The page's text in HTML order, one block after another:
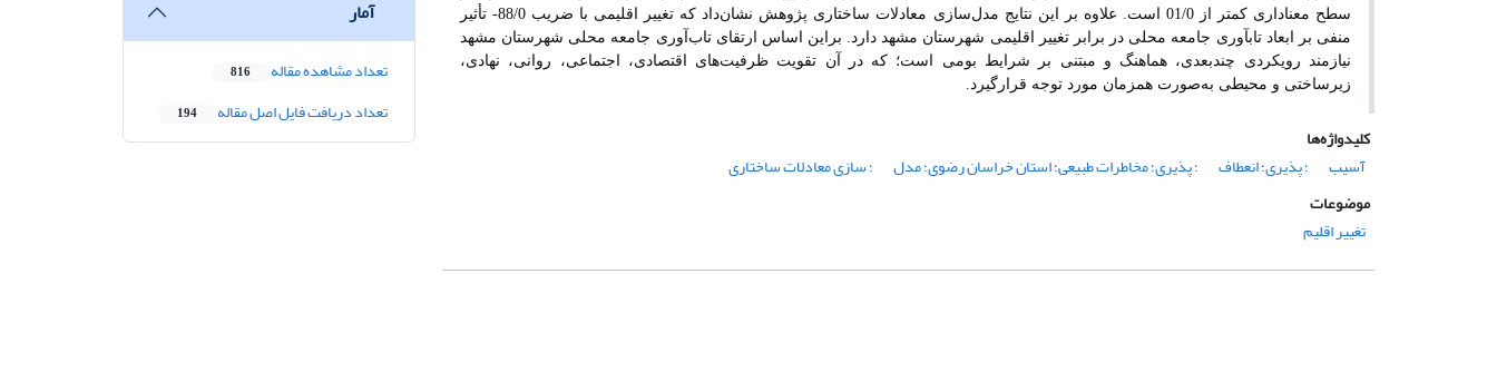
سطح معناداری کمتر از 01/0 است
. علاوه بر این نتایج مدل‌سازی معادلات ساختاری پژوهش نشان‌داد که تغییر اقلیمی با ضریب 88/0-
تأثیر
منفی بر ابعاد تاب­آوری جامعه محلی در برابر تغییر اقلیمی شهرستان مشهد دارد. براین اساس ارتقای تاب‌آوری جامعه محلی شهرستان مشهد
نیازمند رویکردی چندبعدی، هماهنگ و مبتنی بر شرایط بومی است؛ که در آن تقویت ظرفیت‌های اقتصادی، اجتماعی، روانی، نهادی،
زیرساختی و محیطی به‌صورت همزمان مورد توجه قرارگیرد.
کلیدواژه‌ها
آسیب­
؛ پذیری؛ انعطاف­ ؛ پذیری؛ مخاطرات طبیعی؛ استان خراسان رضوی؛ مدل­
؛ سازی معادلات ساختاری
موضوعات
تغییر اقلیم
آمار
تعداد مشاهده مقاله 816
تعداد دریافت فایل اصل مقاله 194